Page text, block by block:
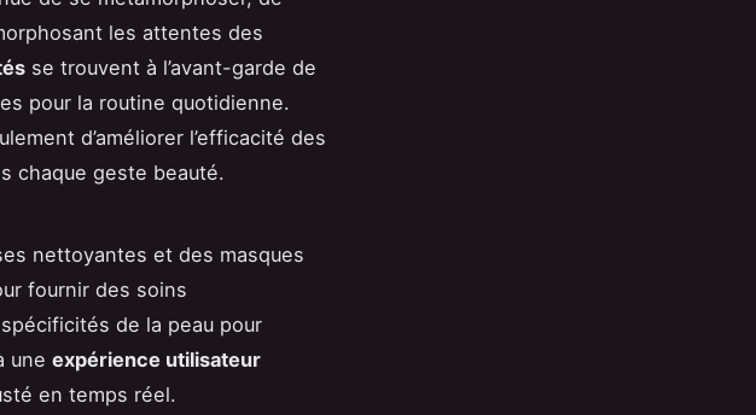
les attentes des
se trouvent à l’avant-garde de
pour la routine quotidienne.
d’améliorer l’efficacité des
chaque geste beauté.
nettoyantes et des masques
fournir des soins
de la peau pour
une expérience utilisateur
en temps réel.